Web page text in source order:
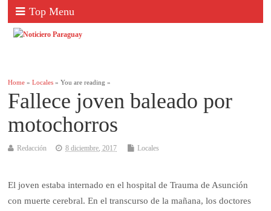
Top Menu
Home »Locales » You are reading »
Fallece joven baleado por
motochorros
Redacción 8 diciembre, 2017 Locales
El joven estaba internado en el hospital de Trauma de Asunción
con muerte cerebral. En el transcurso de la mañana, los doctores